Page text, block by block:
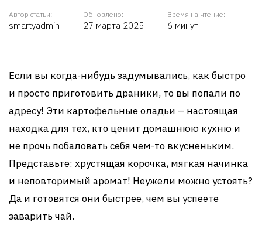
Автор статьи:
smartyadmin
Обновлено:
27 марта 2025
Время на чтение:
6 минут
Если вы когда-нибудь задумывались, как быстро
и просто приготовить драники, то вы попали по
адресу! Эти картофельные оладьи – настоящая
находка для тех, кто ценит домашнюю кухню и
не прочь побаловать себя чем-то вкусненьким.
Представьте: хрустящая корочка, мягкая начинка
и неповторимый аромат! Неужели можно устоять?
Да и готовятся они быстрее, чем вы успеете
заварить чай.